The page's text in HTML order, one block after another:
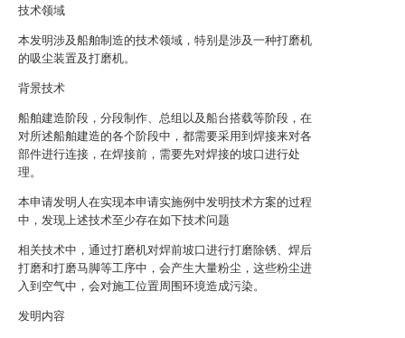
技术领域
本发明涉及船舶制造的技术领域，特别是涉及一种打磨机
的吸尘装置及打磨机。
背景技术
船舶建造阶段，分段制作、总组以及船台搭载等阶段，在
对所述船舶建造的各个阶段中，都需要采用到焊接来对各
部件进行连接，在焊接前，需要先对焊接的坡口进行处
理。
本申请发明人在实现本申请实施例中发明技术方案的过程
中，发现上述技术至少存在如下技术问题
相关技术中，通过打磨机对焊前坡口进行打磨除锈、焊后
打磨和打磨马脚等工序中，会产生大量粉尘，这些粉尘进
入到空气中，会对施工位置周围环境造成污染。
发明内容